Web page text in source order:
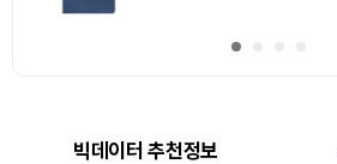
빅데이터 추천정보